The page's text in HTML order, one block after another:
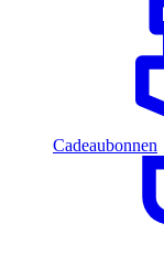
Cadeaubonnen